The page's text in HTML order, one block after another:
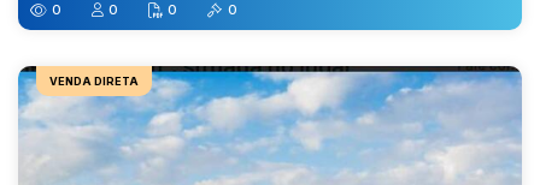
0 0 0 0
VENDA DIRETA